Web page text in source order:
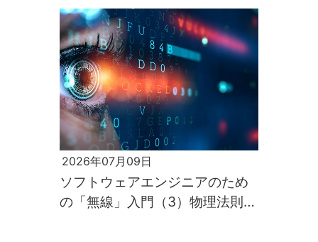
2026年07月09日
ソフトウェアエンジニアのため
の「無線」入門（3）物理法則が